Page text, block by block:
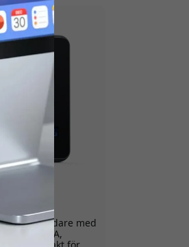
reseladdare med
och USB-A,
EU-kontakt för